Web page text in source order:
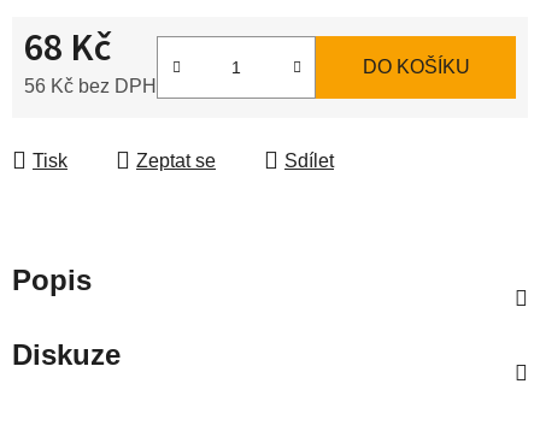
68 Kč
56 Kč bez DPH
DO KOŠÍKU
Tisk Zeptat se Sdílet
Popis
Diskuze